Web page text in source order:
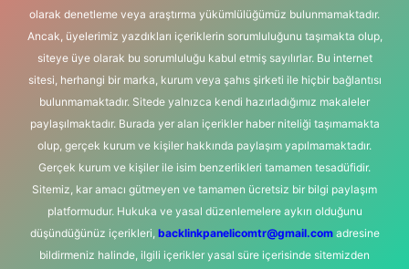
olarak denetleme veya araştırma yükümlülüğümüz bulunmamaktadır.
Ancak, üyelerimiz yazdıkları içeriklerin sorumluluğunu taşımakta olup,
siteye üye olarak bu sorumluluğu kabul etmiş sayılırlar. Bu internet
sitesi, herhangi bir marka, kurum veya şahıs şirketi ile hiçbir bağlantısı
bulunmamaktadır. Sitede yalnızca kendi hazırladığımız makaleler
paylaşılmaktadır. Burada yer alan içerikler haber niteliği taşımamakta
olup, gerçek kurum ve kişiler hakkında paylaşım yapılmamaktadır.
Gerçek kurum ve kişiler ile isim benzerlikleri tamamen tesadüfidir.
Sitemiz, kar amacı gütmeyen ve tamamen ücretsiz bir bilgi paylaşım
platformudur. Hukuka ve yasal düzenlemelere aykırı olduğunu
düşündüğünüz içerikleri, backlinkpanelicomtr@gmail.comadresine
bildirmeniz halinde, ilgili içerikler yasal süre içerisinde sitemizden